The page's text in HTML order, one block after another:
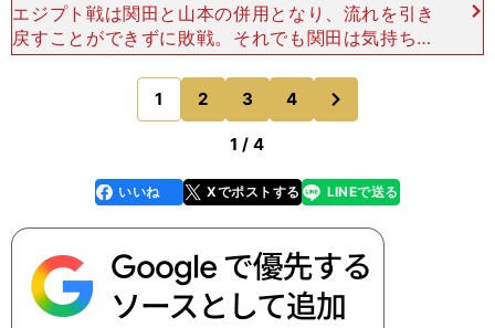
エジプト戦は関田と山本の併用となり、流れを引き
戻すことができずに敗戦。それでも関田は気持ちを
切り替え、失セットゼロでスロベニア戦まで戦い抜
いた。悩める関田の話に耳を傾けていたのは、パナ
ソニックパンサー
1 2 3 4
のページへ
1 / 4
faceboo
k
いいね Xでポストする
line LINEで送る